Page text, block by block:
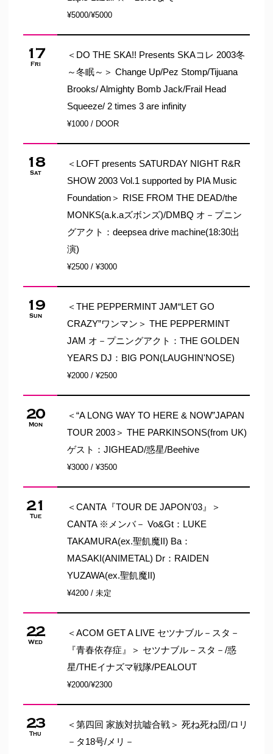
¥5000/¥5000
17
Fri
＜DO THE SKA!! Presents SKAコレ 2003冬
～冬眠～＞ Change Up/Pez Stomp/Tijuana
Brooks/ Almighty Bomb Jack/Frail Head
Squeeze/ 2 times 3 are infinity
¥1000 / DOOR
18
Sat
＜LOFT presents SATURDAY NIGHT R&R
SHOW 2003 Vol.1 supported by PIA Music
Foundation＞ RISE FROM THE DEAD/the
MONKS(a.k.aズボンズ)/DMBQ オ－プニン
グアクト：deepsea drive machine(18:30出
演)
¥2500 / ¥3000
19
Sun
＜THE PEPPERMINT JAM“LET GO
CRAZY”ワンマン＞ THE PEPPERMINT
JAM オ－プニングアクト：THE GOLDEN
YEARS DJ：BIG PON(LAUGHIN'NOSE)
¥2000 / ¥2500
20
Mon
＜“A LONG WAY TO HERE & NOW”JAPAN
TOUR 2003＞ THE PARKINSONS(from UK)
ゲスト：JIGHEAD/惑星/Beehive
¥3000 / ¥3500
21
Tue
＜CANTA『TOUR DE JAPON'03』＞
CANTA ※メンバ－ Vo&Gt：LUKE
TAKAMURA(ex.聖飢魔II) Ba：
MASAKI(ANIMETAL) Dr：RAIDEN
YUZAWA(ex.聖飢魔II)
¥4200 / 未定
22
Wed
＜ACOM GET A LIVE セツナブル－スタ－
『青春依存症』＞ セツナブル－スタ－/惑
星/THEイナズマ戦隊/PEALOUT
¥2000/¥2300
23
Thu
＜第四回 家族対抗嘘合戦＞ 死ね死ね団/ロリ
－タ18号/メリ－